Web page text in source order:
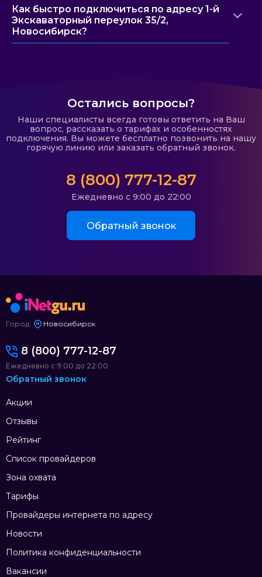
Как быстро подключиться по адресу 1-й
Экскаваторный переулок 35/2,
Новосибирск?
Остались вопросы?
Наши специалисты всегда готовы ответить на Ваш
вопрос, рассказать о тарифах и особенностях
подключения. Вы можете бесплатно позвонить на нашу
горячую линию или заказать обратный звонок.
8 (800) 777-12-87
Ежедневно с 9:00 до 22:00
Обратный звонок
Город: Новосибирск
Акции
Отзывы
Рейтинг
Список провайдеров
Зона охвата
Тарифы
Провайдеры интернета по адресу
Новости
Политика конфиденциальности
Вакансии
8 (800) 777-12-87
Ежедневно с 9:00 до 22:00
Обратный звонок